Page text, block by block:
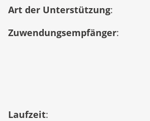
Art der Unterstützung:
Zuwendungsempfänger:
Laufzeit: